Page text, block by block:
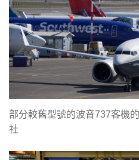
部分較舊型號的波音737客機
社